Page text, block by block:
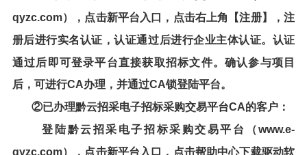
qyzc.com），点击新平台入口，点击右上角【注册】，注
册后进行实名认证，认证通过后进行企业主体认证。认证
通过后即可登录平台直接获取招标文件。确认参与项目
后，可进行CA办理，并通过CA锁登陆平台。
②已办理黔云招采电子招标采购交易平台CA的客户：
登陆黔云招采电子招标采购交易平台 （www.e-
qyzc.com），点击新平台入口，点击帮助中心下载驱动软